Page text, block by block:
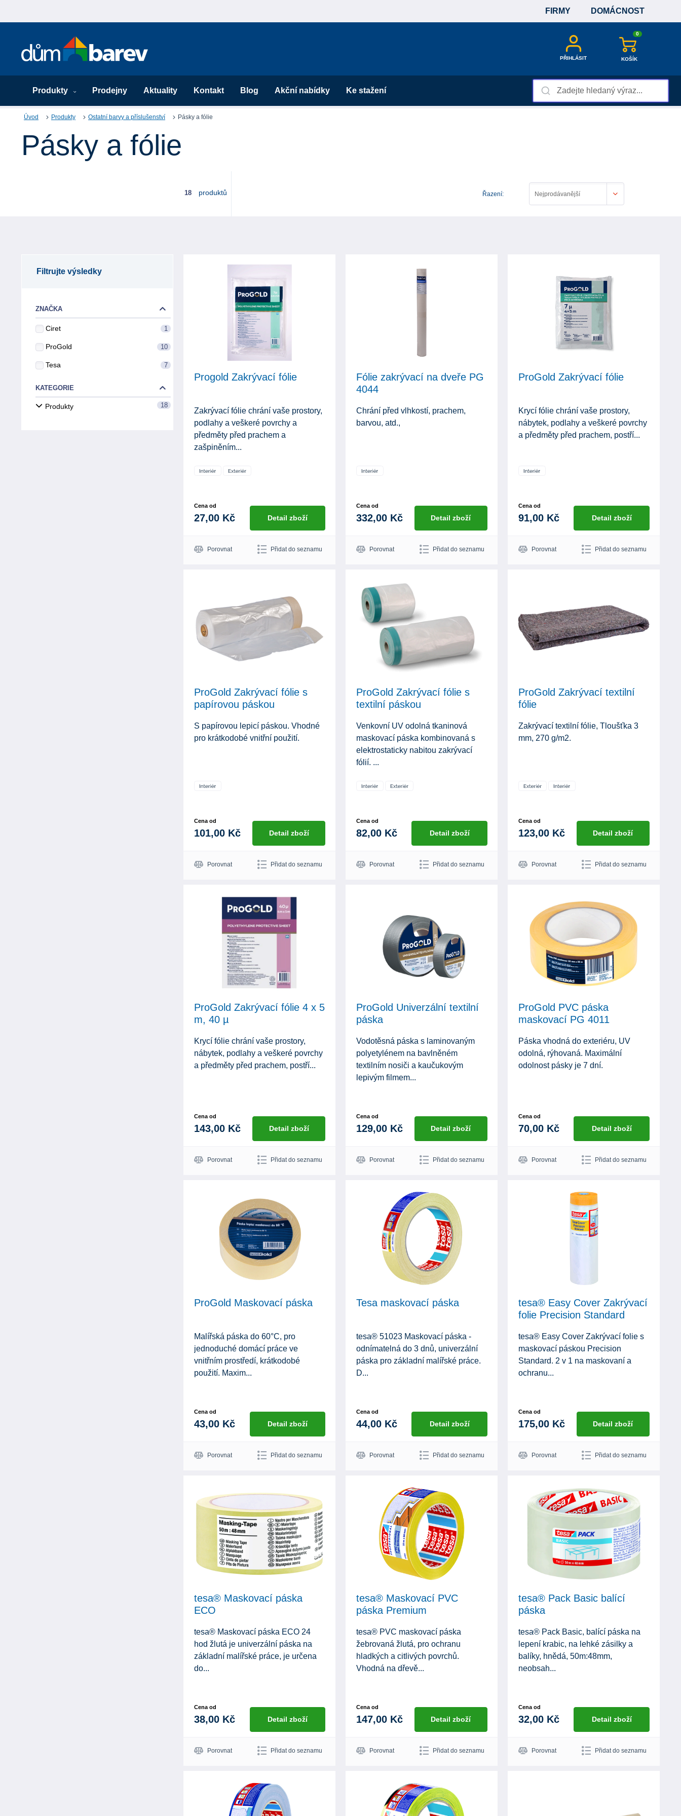
FIRMY DOMÁCNOST
PŘIHLÁSIT
0
KOŠÍK
Produkty Prodejny Aktuality Kontakt Blog Akční nabídky Ke stažení
Úvod Produkty Ostatní barvy a příslušenství Pásky a fólie
Pásky a fólie
18 produktů Řazení: Nejprodávanější
Filtrujte výsledky
ZNAČKA
Ciret 1
ProGold 10
Tesa 7
KATEGORIE
Produkty 18
Progold Zakrývací fólie
Zakrývací fólie chrání vaše prostory,
podlahy a veškeré povrchy a
předměty před prachem a
zašpiněním...
Cena od
27,00 Kč Detail zboží
Porovnat Přidat do seznamu
Fólie zakrývací na dveře PG
4044
Chrání před vlhkostí, prachem,
barvou, atd.,
Cena od
332,00 Kč Detail zboží
Porovnat Přidat do seznamu
ProGold Zakrývací fólie
Krycí fólie chrání vaše prostory,
nábytek, podlahy a veškeré povrchy
a předměty před prachem, postří...
Cena od
91,00 Kč Detail zboží
Porovnat Přidat do seznamu
ProGold Zakrývací fólie s
papírovou páskou
S papírovou lepicí páskou. Vhodné
pro krátkodobé vnitřní použití.
Cena od
101,00 Kč Detail zboží
Porovnat Přidat do seznamu
ProGold Zakrývací fólie s
textilní páskou
Venkovní UV odolná tkaninová
maskovací páska kombinovaná s
elektrostaticky nabitou zakrývací
fólií. ...
Cena od
82,00 Kč Detail zboží
Porovnat Přidat do seznamu
ProGold Zakrývací textilní
fólie
Zakrývací textilní fólie, Tloušťka 3
mm, 270 g/m2.
Cena od
123,00 Kč Detail zboží
Porovnat Přidat do seznamu
ProGold Zakrývací fólie 4 x 5
m, 40 µ
Krycí fólie chrání vaše prostory,
nábytek, podlahy a veškeré povrchy
a předměty před prachem, postří...
Cena od
143,00 Kč Detail zboží
Porovnat Přidat do seznamu
ProGold Univerzální textilní
páska
Vodotěsná páska s laminovaným
polyetylénem na bavlněném
textilním nosiči a kaučukovým
lepivým filmem...
Cena od
129,00 Kč Detail zboží
Porovnat Přidat do seznamu
ProGold PVC páska
maskovací PG 4011
Páska vhodná do exteriéru, UV
odolná, rýhovaná. Maximální
odolnost pásky je 7 dní.
Cena od
70,00 Kč Detail zboží
Porovnat Přidat do seznamu
ProGold Maskovací páska
Malířská páska do 60°C, pro
jednoduché domácí práce ve
vnitřním prostředí, krátkodobé
použití. Maxim...
Cena od
43,00 Kč Detail zboží
Porovnat Přidat do seznamu
Tesa maskovací páska
tesa® 51023 Maskovací páska -
odnímatelná do 3 dnů, univerzální
páska pro základní malířské práce.
D...
Cena od
44,00 Kč Detail zboží
Porovnat Přidat do seznamu
tesa® Easy Cover Zakrývací
folie Precision Standard
tesa® Easy Cover Zakrývací folie s
maskovací páskou Precision
Standard. 2 v 1 na maskovaní a
ochranu...
Cena od
175,00 Kč Detail zboží
Porovnat Přidat do seznamu
tesa® Maskovací páska
ECO
tesa® Maskovací páska ECO 24
hod žlutá je univerzální páska na
základní malířské práce, je určena
do...
Cena od
38,00 Kč Detail zboží
Porovnat Přidat do seznamu
tesa® Maskovací PVC
páska Premium
tesa® PVC maskovací páska
žebrovaná žlutá, pro ochranu
hladkých a citlivých povrchů.
Vhodná na dřevě...
Cena od
147,00 Kč Detail zboží
Porovnat Přidat do seznamu
tesa® Pack Basic balící
páska
tesa® Pack Basic, balící páska na
lepení krabic, na lehké zásilky a
balíky, hnědá, 50m:48mm,
neobsah...
Cena od
32,00 Kč Detail zboží
Porovnat Přidat do seznamu